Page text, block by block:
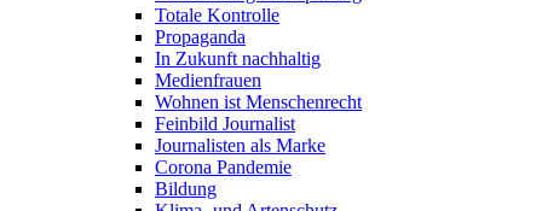
Totale Kontrolle
Propaganda
In Zukunft nachhaltig
Medienfrauen
Wohnen ist Menschenrecht
Feinbild Journalist
Journalisten als Marke
Corona Pandemie
Bildung